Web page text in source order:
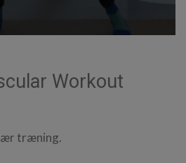
Workout
træning.